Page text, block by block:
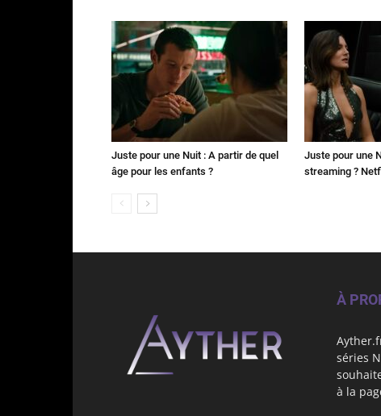
Juste pour une Nuit : A partir de quel
âge pour les enfants ?
Juste pour une
streaming ?
À
séries
à la